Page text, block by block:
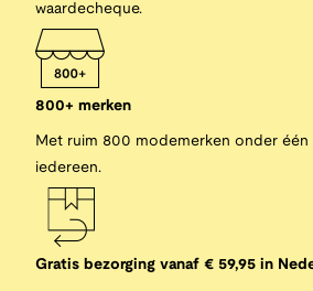
waardecheque.
800+ merken
Met ruim 800 modemerken onder één
iedereen.
Gratis bezorging vanaf € 59,95 in